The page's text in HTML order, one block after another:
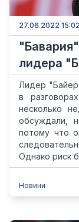
27.06.2022 15:02
лидера
Лидер
в
несколько
обсуждали,
потому что
Однако риск
Новини